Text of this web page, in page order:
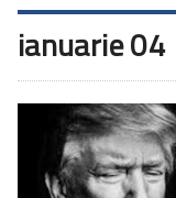
ianuarie 04